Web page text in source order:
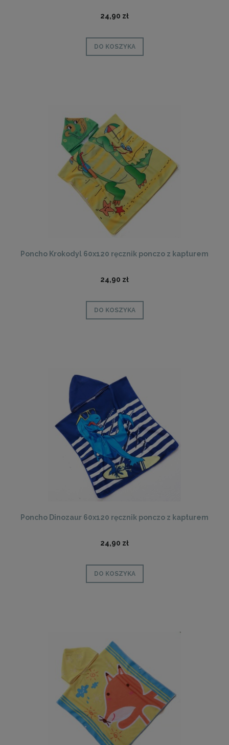
24,90 zł
DO KOSZYKA
Poncho Krokodyl 60x120 ręcznik ponczo z kapturem
24,90 zł
DO KOSZYKA
Poncho Dinozaur 60x120 ręcznik ponczo z kapturem
24,90 zł
DO KOSZYKA